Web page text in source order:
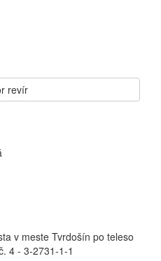
revír
v meste Tvrdošín po teleso
4 - 3-2731-1-1